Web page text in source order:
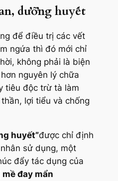
dưỡng huyết
để điều trị các vết
ngứa thì đó mới chỉ
không phải là biện
nguyên lý chữa
tiêu độc trừ tà làm
lợi tiểu và chống
huyết”được chỉ định
sử dụng, một
đẩy tác dụng của
đay mẩn